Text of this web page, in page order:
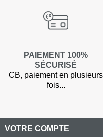
PAIEMENT 100%
SÉCURISÉ
CB, paiement en plusieurs
fois...
VOTRE COMPTE